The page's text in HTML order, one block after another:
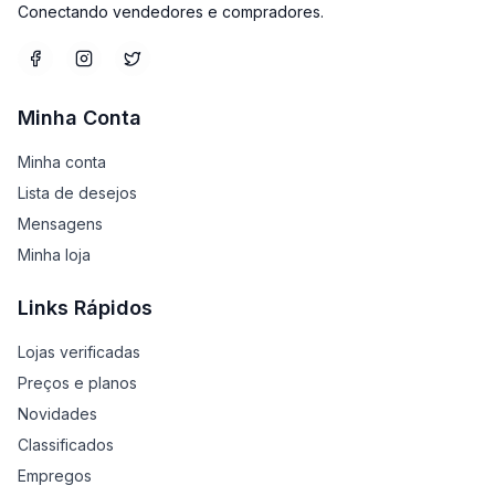
Conectando vendedores e compradores.
Minha Conta
Minha conta
Lista de desejos
Mensagens
Minha loja
Links Rápidos
Lojas verificadas
Preços e planos
Novidades
Classificados
Empregos